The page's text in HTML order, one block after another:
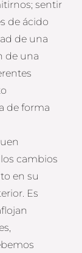
sentir
de ácido
de una
de una
de forma
cambios
en su
Es